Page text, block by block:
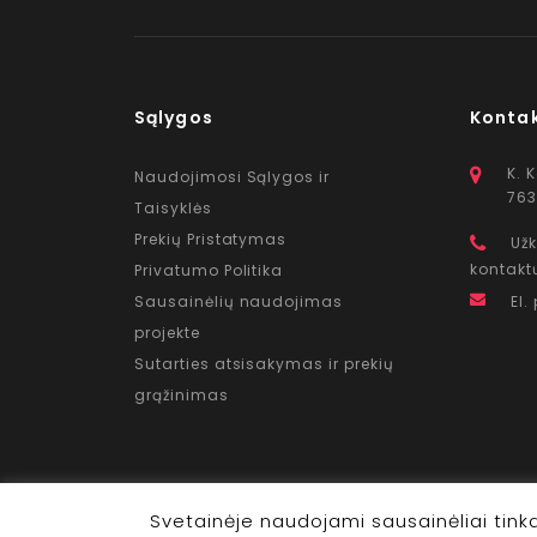
Sąlygos
Naudojimosi Sąlygos ir
Taisyklės
Prekių Pristatymas
Privatumo Politika
Sausainėlių naudojimas
projekte
Sutarties atsisakymas ir prekių
grąžinimas
K.
El.
Svetainėje naudojami sausainėliai